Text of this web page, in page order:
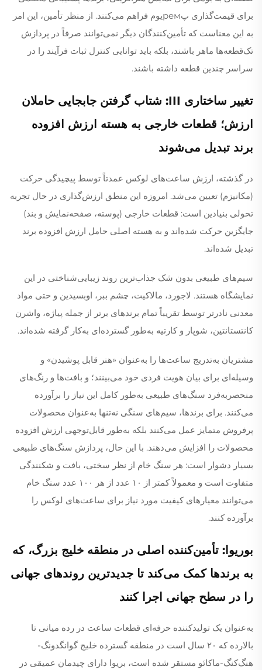
برای قیمت‌گذاری پремیوم فراهم می‌کنند. از منظر تأمین، این امر
به این معناست که تأمین‌کنندگان دیگر نمی‌توانند صرفاً در پردازش
تک‌قطعه‌ها ماهر باشند، بلکه باید توانایی کنترل ثبات فرآیند را در
سراسر چندین قطعه داشته باشند.
تغییر ساختاری III: شتاب گرفتن جابجایی حاملان
ارزش؛ قطعات خارجی به هسته ارزش افزوده
برند تبدیل می‌شوند
در گذشته، ارزش ساعت‌های لوکس عمدتاً توسط پیچیدگی حرکت
(مکانیزم) تعیین می‌شد. امروزه این منطق ارزش‌گذاری در حال تجربه
تحولی بنیادین است: قطعات خارجی (پوسته، صفحه‌نمایش و بند)
جایگزین حرکت شده‌اند و به هسته اصلی حامل ارزش افزوده برند
تبدیل شده‌اند.
سیم‌های طبیعی بدون شک جذاب‌ترین روند زیبایی‌شناختی در این
نمایشگاه هستند. لاجورد، مالاکیت، چشم ببر، اوبسیدین و حتی مواد
معدنی نادرتر توسط تقریباً تمام برندهای برتر از جمله پیاژه، واشرن
کانتستانتین، شوپار و کارتیه به‌طور گسترده‌ای به‌کار گرفته شده‌اند.
مشتریان به‌تدریج ساعت‌ها را به‌عنوان «هنر قابل پوشیدن» و
وسیله‌ای برای بیان هویت فردی خود می‌بینند؛ و بافت‌ها و رنگ‌های
منحصربه‌فرد سنگ‌های طبیعی به‌طور کامل این نیاز را برآورده
می‌کنند. برای برندها، سیم‌های سنگی نه‌تنها به‌عنوان محصولات
پرفروش متمایز عمل می‌کنند بلکه به‌طور قابل‌توجهی ارزش افزوده
محصولات را افزایش می‌دهند. با این حال، پردازش سنگ‌های طبیعی
بسیار دشوار است: هر سنگ خام از نظر سختی، بافت و شکنندگی
متفاوت است و معمولاً کمتر از ۱۰ عدد از هر ۱۰۰ عدد سنگ خام
می‌توانند معیارهای کیفیت مورد نیاز برای ساعت‌های لوکس را
برآورده کنند.
بوریوا: تأمین‌کننده اصلی در منطقه خلیج بزرگ، که
به برندها کمک می‌کند تا جدیدترین روندهای جهانی
را در سطح جهانی اجرا کنند
به‌عنوان یک تولیدکننده حرفه‌ای قطعات ساعت در رده میانی تا
بالارده که ۲۰ سال است در منطقه گسترده خلیج گوانگدونگ-
هنگ‌کنگ-ماکائو مستقر شده است، بریوا دارای چیدمان عمیقی در